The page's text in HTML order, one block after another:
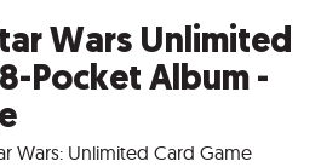
Wars Unlimited
Pocket Album -
Wars: Unlimited Card Game